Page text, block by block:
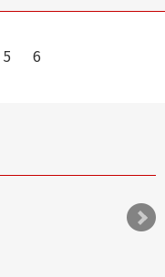
5 6